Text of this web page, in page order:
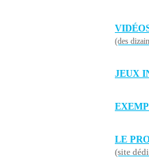
(des
JEUX
LE
(site